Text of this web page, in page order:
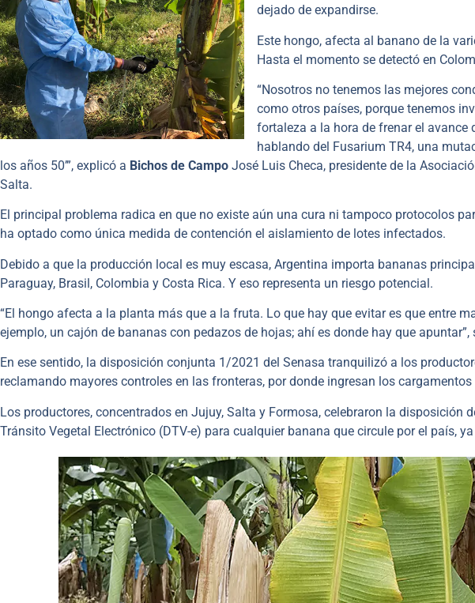
dejado de expandirse.
Este hongo, afecta al banano de la
Hasta el momento se detectó en
“Nosotros no tenemos las mejores
como otros países, porque tenemos
fortaleza a la hora de frenar el avance
hablando del Fusarium TR4, una
los años 50’”, explicó a Bichos de Campo José Luis Checa, presidente de la
Salta.
El principal problema radica en que no existe aún una cura ni tampoco protocolos
ha optado como única medida de contención el aislamiento de lotes infectados.
Debido a que la producción local es muy escasa, Argentina importa bananas
Paraguay, Brasil, Colombia y Costa Rica. Y eso representa un riesgo potencial.
“El hongo afecta a la planta más que a la fruta. Lo que hay que evitar es que entre
ejemplo, un cajón de bananas con pedazos de hojas; ahí es donde hay que apuntar”,
En ese sentido, la disposición conjunta 1/2021 del Senasa tranquilizó a los
reclamando mayores controles en las fronteras, por donde ingresan los
Los productores, concentrados en Jujuy, Salta y Formosa, celebraron la disposición
Tránsito Vegetal Electrónico (DTV-e) para cualquier banana que circule por el país,